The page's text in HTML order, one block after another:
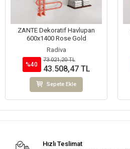
ZANTE Dekoratif Havlupan
600x1400 Rose Gold
Radiva
%40
73.021,20 TL
43.508,47 TL
Sepete Ekle
Hızlı Teslimat